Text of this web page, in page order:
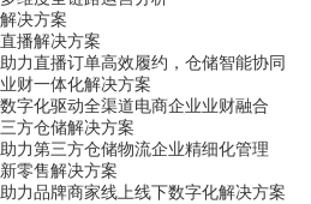
解决方案
直播解决方案
助力直播订单高效履约，仓储智能协同
业财一体化解决方案
数字化驱动全渠道电商企业业财融合
三方仓储解决方案
助力第三方仓储物流企业精细化管理
新零售解决方案
助力品牌商家线上线下数字化解决方案